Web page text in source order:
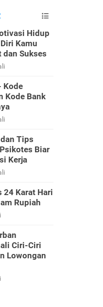
Hidup
Kamu
dan Sukses
Kode
Kode Bank
Tips
Biar
Kerja
24 Karat Hari
Rupiah
Ciri-Ciri
Lowongan